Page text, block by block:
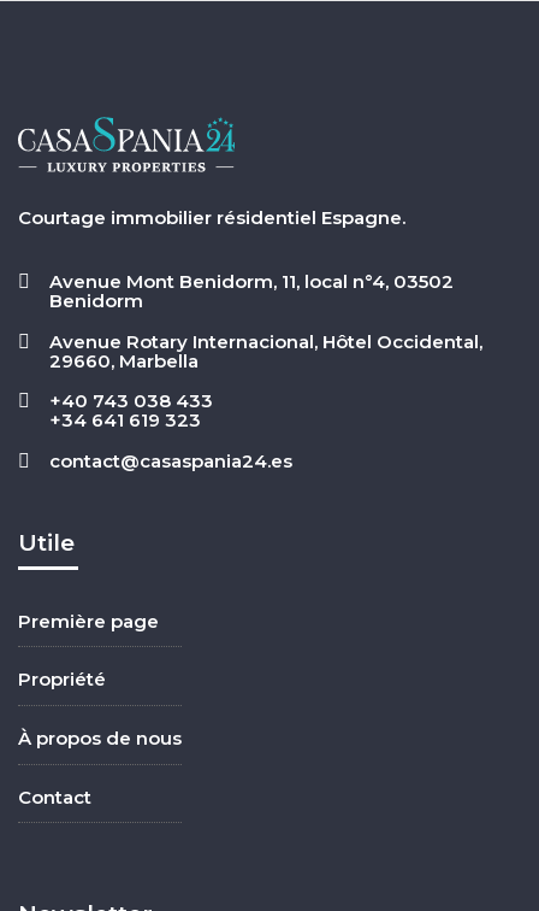
Courtage immobilier résidentiel Espagne.
Avenue Mont Benidorm, 11, local n°4, 03502
Benidorm
Avenue Rotary Internacional, Hôtel Occidental,
29660, Marbella
+40 743 038 433
+34 641 619 323
contact@casaspania24.es
Utile
Première page
Propriété
À propos de nous
Contact